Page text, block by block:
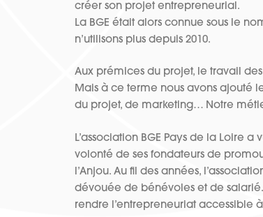
créer son projet entrepreneurial.
La BGE était alors connue sous le
n’utilisons plus depuis 2010.
Aux prémices du projet, le travail
Mais à ce terme nous avons ajouté
du projet, de marketing… Notre
L’association BGE Pays de la Loire a
volonté de ses fondateurs de
l’Anjou. Au fil des années,
dévouée de bénévoles et de
rendre l’entrepreneuriat accessible